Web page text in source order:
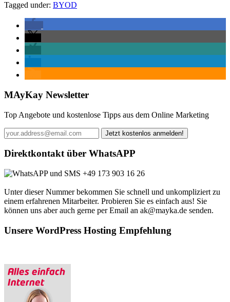
Tagged under: BYOD
MAyKay Newsletter
Top Angebote und kostenlose Tipps aus dem Online Marketing
Direktkontakt über WhatsAPP
+49 173 903 16 26
Unter dieser Nummer bekommen Sie schnell und unkompliziert zu
einem erfahrenen Mitarbeiter. Probieren Sie es einfach aus! Sie
können uns aber auch gerne per Email an ak@mayka.de senden.
Unsere WordPress Hosting Empfehlung